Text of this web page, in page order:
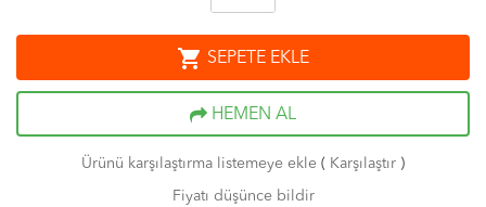
shopping_cart SEPETE EKLE
HEMEN AL
Ürünü karşılaştırma listemeye ekle ( Karşılaştır )
Fiyatı düşünce bildir